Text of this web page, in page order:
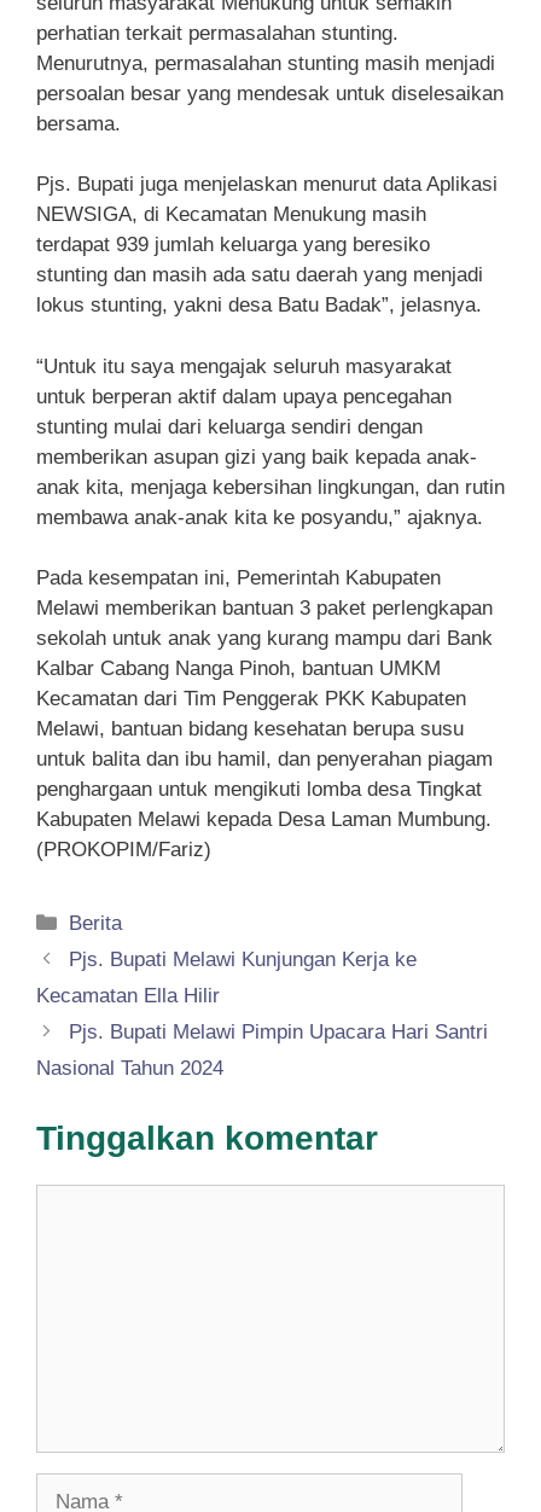
perhatian terkait permasalahan stunting.
Menurutnya, permasalahan stunting masih menjadi
persoalan besar yang mendesak untuk diselesaikan
bersama.
Pjs. Bupati juga menjelaskan menurut data Aplikasi
NEWSIGA, di Kecamatan Menukung masih
terdapat 939 jumlah keluarga yang beresiko
stunting dan masih ada satu daerah yang menjadi
lokus stunting, yakni desa Batu Badak”, jelasnya.
“Untuk itu saya mengajak seluruh masyarakat
untuk berperan aktif dalam upaya pencegahan
stunting mulai dari keluarga sendiri dengan
memberikan asupan gizi yang baik kepada anak-
anak kita, menjaga kebersihan lingkungan, dan rutin
membawa anak-anak kita ke posyandu,” ajaknya.
Pada kesempatan ini, Pemerintah Kabupaten
Melawi memberikan bantuan 3 paket perlengkapan
sekolah untuk anak yang kurang mampu dari Bank
Kalbar Cabang Nanga Pinoh, bantuan UMKM
Kecamatan dari Tim Penggerak PKK Kabupaten
Melawi, bantuan bidang kesehatan berupa susu
untuk balita dan ibu hamil, dan penyerahan piagam
penghargaan untuk mengikuti lomba desa Tingkat
Kabupaten Melawi kepada Desa Laman Mumbung.
(PROKOPIM/Fariz)
Kategori
Berita
Pjs. Bupati Melawi Kunjungan Kerja ke
Kecamatan Ella Hilir
Pjs. Bupati Melawi Pimpin Upacara Hari Santri
Nasional Tahun 2024
Tinggalkan komentar